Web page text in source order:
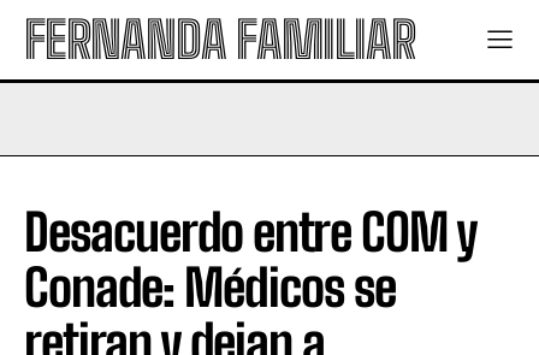
FERNANDA FAMILIAR
Desacuerdo entre COM y
Conade: Médicos se
retiran y dejan a